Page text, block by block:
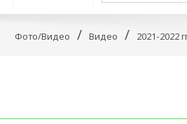
Фото/Видео / Видео / 2021-2022